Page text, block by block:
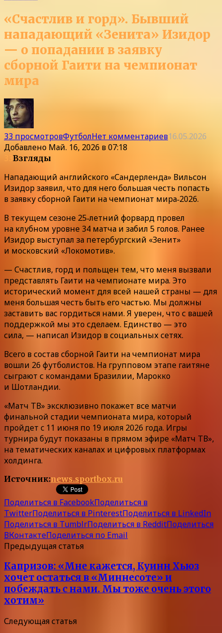
«Счастлив и горд». Бывший
нападающий «Зенита» Изидор
— о попадании в заявку
сборной Гаити на чемпионат
мира
33 просмотровФутболНет комментариев16.05.2026
Добавлено Май. 16, 2026 в 07:18
Взгляды
Нападающий английского «Сандерленда» Вильсон
Изидор заявил, что для него большая честь попасть
в заявку сборной Гаити на чемпионат мира‑2026.
В текущем сезоне 25‑летний форвард провел
на клубном уровне 34 матча и забил 5 голов. Ранее
Изидор выступал за петербургский «Зенит»
и московский «Локомотив».
— Счастлив, горд и польщен тем, что меня вызвали
представлять Гаити на чемпионате мира. Это
исторический момент для всей нашей страны — для
меня большая честь быть его частью. Мы должны
заставить вас гордиться нами. Я уверен, что с вашей
поддержкой мы это сделаем. Единство — это
сила, — написал Изидор в социальных сетях.
Всего в состав сборной Гаити на чемпионат мира
вошли 26 футболистов. На групповом этапе гаитяне
сыграют с командами Бразилии, Марокко
и Шотландии.
«Матч ТВ» эксклюзивно покажет все матчи
финальной стадии чемпионата мира, который
пройдет c 11 июня по 19 июля 2026 года. Игры
турнира будут показаны в прямом эфире «Матч ТВ»,
на тематических каналах и цифровых платформах
холдинга.
Источник:news.sportbox.ru
Поделиться в FacebookПоделиться в
TwitterПоделиться в PinterestПоделиться в LinkedIn
Поделиться в TumblrПоделиться в RedditПоделиться
ВКонтактеПоделиться по Email
Предыдущая статья
Капризов: «Мне кажется, Куинн Хьюз
хочет остаться в «Миннесоте» и
побеждать с нами. Мы тоже очень этого
хотим»
Следующая статья